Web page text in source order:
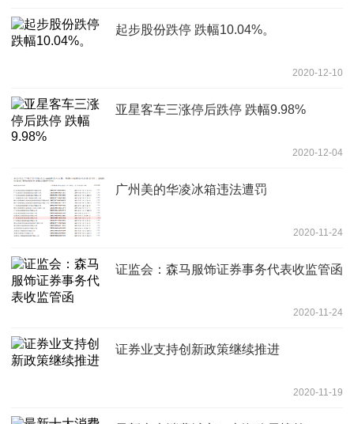
起步股份跌停 跌幅10.04%。
2020-12-10
亚星客车三涨停后跌停 跌幅9.98%
2020-12-04
广州美的华凌冰箱违法遭罚
2020-11-24
证监会：森马服饰证券事务代表收监管函
2020-11-24
证券业支持创新政策继续推进
2020-11-19